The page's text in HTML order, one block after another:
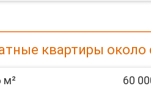
квартиры около
м² 60